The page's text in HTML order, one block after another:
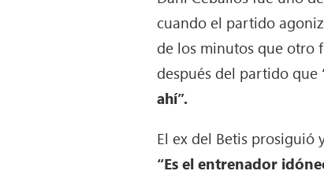
cuando el partido
de los minutos que otro
después del partido que
ahí”.
El ex del Betis
“Es el entrenador